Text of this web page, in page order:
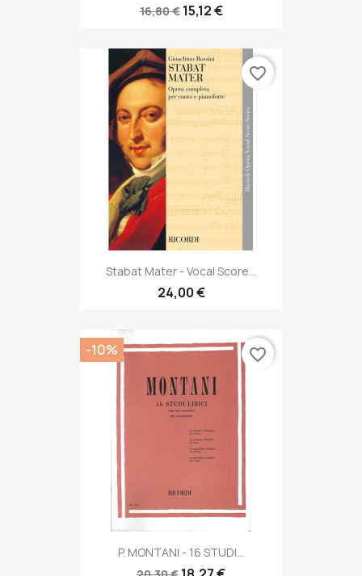
16,80 € 15,12 €
Stabat Mater - Vocal Score...
24,00 €
favorite_border
P. MONTANI - 16 STUDI...
-10% favorite_border